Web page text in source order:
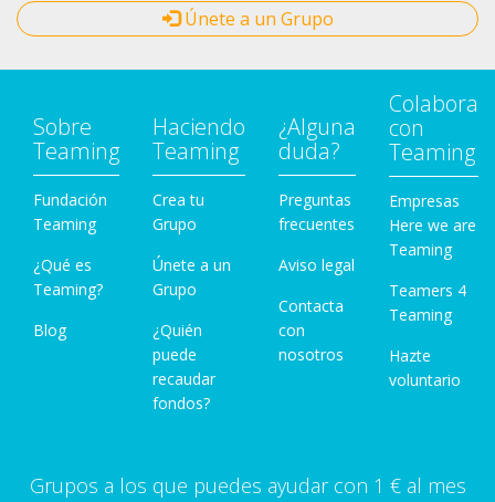
Únete a un Grupo
Sobre
Teaming
Fundación
Teaming
¿Qué es
Teaming?
Blog
Haciendo
Teaming
Crea tu
Grupo
Únete a un
Grupo
¿Quién
puede
recaudar
fondos?
¿Alguna
duda?
Preguntas
frecuentes
Aviso legal
Contacta
con
nosotros
Colabora
con
Teaming
Empresas
Here we are
Teaming
Teamers 4
Teaming
Hazte
voluntario
Grupos a los que puedes ayudar con 1 € al mes